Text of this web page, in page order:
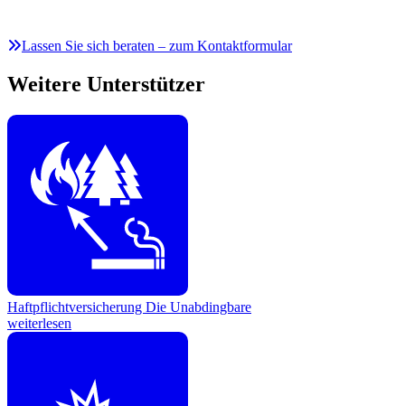
Lassen Sie sich beraten – zum Kontaktformular
Weitere Unterstützer
Haftpflichtversicherung Die Unabdingbare
weiterlesen